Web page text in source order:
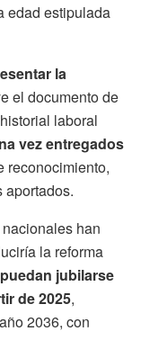
edad estipulada
la
el documento de
laboral
vez entregados
reconocimiento,
aportados.
han
la reforma
jubilarse
de 2025,
2036, con